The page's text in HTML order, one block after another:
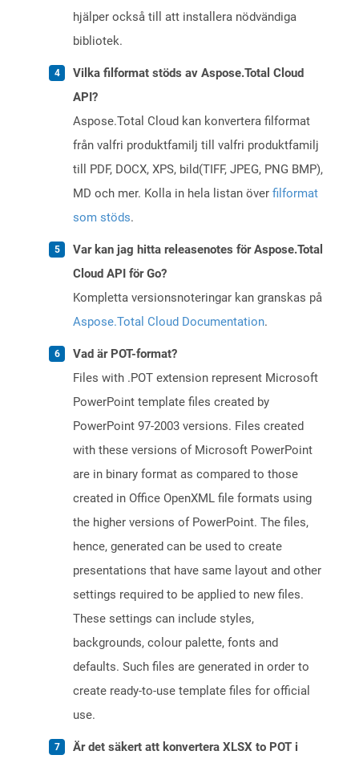
hjälper också till att installera nödvändiga
bibliotek.
Vilka filformat stöds av Aspose.Total Cloud
API?
Aspose.Total Cloud kan konvertera filformat
från valfri produktfamilj till valfri produktfamilj
till PDF, DOCX, XPS, bild(TIFF, JPEG, PNG BMP),
MD och mer. Kolla in hela listan över filformat
som stöds.
Var kan jag hitta releasenotes för Aspose.Total
Cloud API för Go?
Kompletta versionsnoteringar kan granskas på
Aspose.Total Cloud Documentation.
Vad är POT-format?
Files with .POT extension represent Microsoft
PowerPoint template files created by
PowerPoint 97-2003 versions. Files created
with these versions of Microsoft PowerPoint
are in binary format as compared to those
created in Office OpenXML file formats using
the higher versions of PowerPoint. The files,
hence, generated can be used to create
presentations that have same layout and other
settings required to be applied to new files.
These settings can include styles,
backgrounds, colour palette, fonts and
defaults. Such files are generated in order to
create ready-to-use template files for official
use.
Är det säkert att konvertera XLSX to POT i